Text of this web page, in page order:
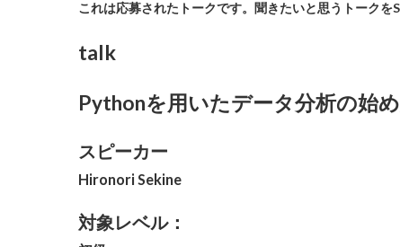
これは応募されたトークです。聞きたいと思うトークを
talk
Pythonを用いたデータ分析の始
スピーカー
Hironori Sekine
対象レベル：